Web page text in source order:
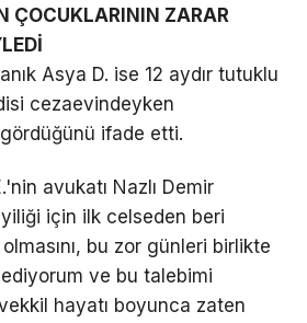
ÇOCUKLARININ ZARAR
Asya D. ise 12 aydır tutuklu
cezaevindeyken
ifade etti.
avukatı Nazlı Demir
için ilk celseden beri
bu zor günleri birlikte
ediyorum ve bu talebimi
hayatı boyunca zaten